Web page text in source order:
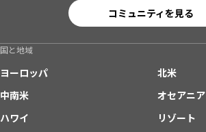
コミュニティを見る
国と地域
ヨーロッパ
北米
中南米
オセアニア
ハワイ
リゾート